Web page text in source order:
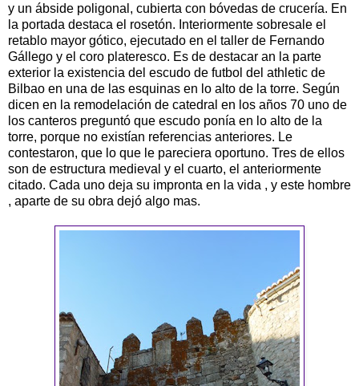
y un ábside poligonal, cubierta con bóvedas de crucería. En
la portada destaca el rosetón. Interiormente sobresale el
retablo mayor gótico, ejecutado en el taller de Fernando
Gállego y el coro plateresco. Es de destacar an la parte
exterior la existencia del escudo de futbol del athletic de
Bilbao en una de las esquinas en lo alto de la torre. Según
dicen en la remodelación de catedral en los años 70 uno de
los canteros preguntó que escudo ponía en lo alto de la
torre, porque no existían referencias anteriores. Le
contestaron, que lo que le pareciera oportuno. Tres de ellos
son de estructura medieval y el cuarto, el anteriormente
citado. Cada uno deja su impronta en la vida , y este hombre
, aparte de su obra dejó algo mas.